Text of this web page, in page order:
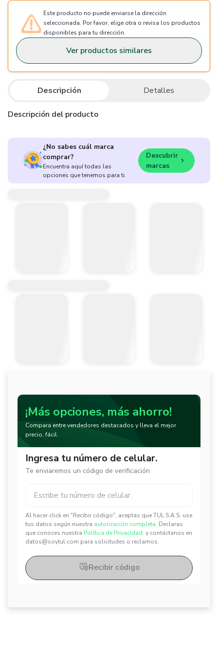
Este producto no puede enviarse la dirección
seleccionada. Por favor, elige otra o revisa los productos
disponibles para tu dirección.
Ver productos similares
Descripción Detalles
Descripción del producto
¿No sabes cuál marca
comprar?
Encuentra aquí todas las
opciones que tenemos para ti.
Descubrir
marcas
¡Más opciones, más ahorro!
Compara entre vendedores destacados y lleva el mejor
precio, fácil.
Ingresa tu número de celular.
Te enviaremos un código de verificación
Al hacer click en "Recibir código", aceptas que TUL S.A.S. use
tus datos según nuestra autorización completa. Declaras
que conoces nuestra Política de Privacidad. y contáctanos en
datos@soytul.com para solicitudes o reclamos.
✕
✕
Recibir código